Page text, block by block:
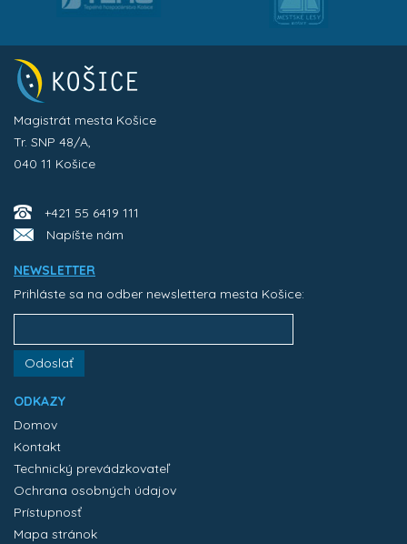
Magistrát mesta Košice
Tr. SNP 48/A,
040 11 Košice
+421 55 6419 111
Napíšte nám
NEWSLETTER
Prihláste sa na odber newslettera mesta Košice:
Odoslať
ODKAZY
Domov
Kontakt
Technický prevádzkovateľ
Ochrana osobných údajov
Prístupnosť
Mapa stránok